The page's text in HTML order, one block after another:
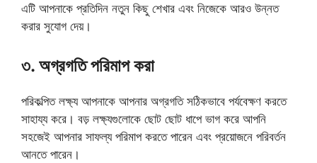
এটি আপনাকে প্রতিদিন নতুন কিছু শেখার এবং নিজেকে আরও উন্নত
করার সুযোগ দেয়।
৩. অগ্রগতি পরিমাপ করা
পরিকল্পিত লক্ষ্য আপনাকে আপনার অগ্রগতি সঠিকভাবে পর্যবেক্ষণ করতে
সাহায্য করে। বড় লক্ষ্যগুলোকে ছোট ছোট ধাপে ভাগ করে আপনি
সহজেই আপনার সাফল্য পরিমাপ করতে পারেন এবং প্রয়োজনে পরিবর্তন
আনতে পারেন।